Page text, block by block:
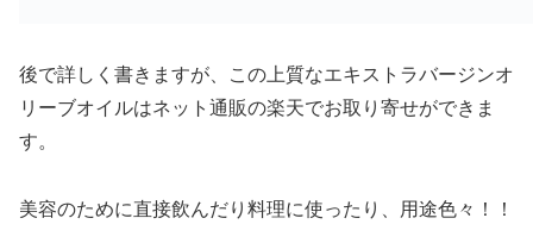
後で詳しく書きますが、この上質なエキストラバージンオ
リーブオイルはネット通販の楽天でお取り寄せができま
す。
美容のために直接飲んだり料理に使ったり、用途色々！！